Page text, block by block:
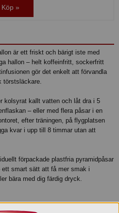
Köp »
är ett friskt och bärigt iste med
hallon – helt koffeinfritt, sockerfritt
gör det enkelt att förvandla
törstsläckare.
kolsyrat kallt vatten och låt dra i 5
– eller med flera påsar i en
efter träningen, på flygplatsen
kvar i upp till 8 timmar utan att
förpackade plastfria pyramidpåsar
smart sätt att få mer smak i
bära med dig färdig dryck.